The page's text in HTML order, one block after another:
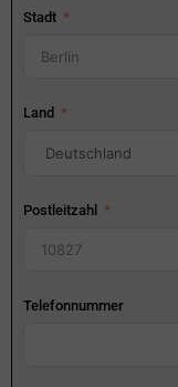
Stadt
Land
Postleitzahl
Telefonnummer